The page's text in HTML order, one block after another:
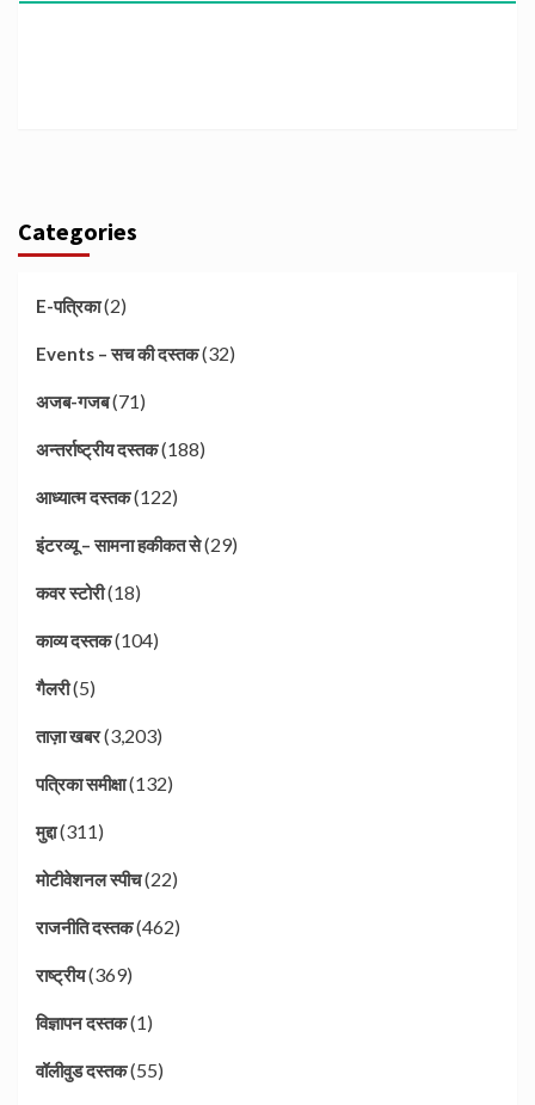
Categories
E-पत्रिका(2)
Events – सच की दस्तक(32)
अजब-गजब(71)
अन्तर्राष्ट्रीय दस्तक(188)
आध्यात्म दस्तक(122)
इंटरव्यू – सामना हकीकत से(29)
कवर स्टोरी(18)
काव्य दस्तक(104)
गैलरी(5)
ताज़ा खबर(3,203)
पत्रिका समीक्षा(132)
मुद्दा(311)
मोटीवेशनल स्पीच(22)
राजनीति दस्तक(462)
राष्ट्रीय(369)
विज्ञापन दस्तक(1)
वॉलीवुड दस्तक(55)